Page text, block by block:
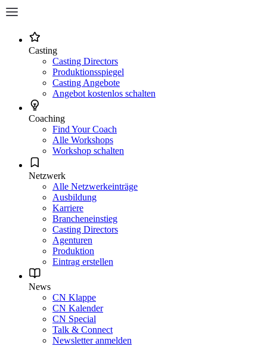
Casting
Casting Directors
Produktionsspiegel
Casting Angebote
Angebot kostenlos schalten
Coaching
Find Your Coach
Alle Workshops
Workshop schalten
Netzwerk
Alle Netzwerkeinträge
Ausbildung
Karriere
Brancheneinstieg
Casting Directors
Agenturen
Produktion
Eintrag erstellen
News
CN Klappe
CN Kalender
CN Special
Talk & Connect
Newsletter anmelden